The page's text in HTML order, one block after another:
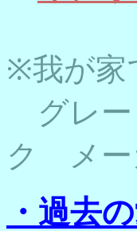
※我が家
グレー
ク メー
・過去